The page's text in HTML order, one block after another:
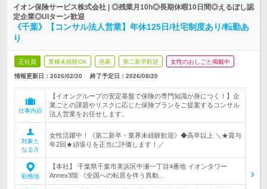
イオン保険サービス株式会社 | ◎残業月10h◎長期休暇10日間◎えるぼし認
定企業◎UIターン歓迎
《千葉》【コンサル法人営業】年休125日/社宅制度あり/転勤あ
り
正社員 業種未経験OK 急募 第二新卒歓迎 女性のおしごと掲載中
情報更新日：2026/02/20 終了予定日： 2026/08/20
仕事内容
【イオングループの安定基盤で保険の専門知識が身につく！】企
業ごとの課題やリスクに応じた保険プランをご提案するコンサル
法人営業をお任せします。
対象と
なる方
女性活躍中！《第二新卒・業界未経験歓迎》◆高卒以上 ＼★賞与
年2回★頑張りを正当に評価します！／
勤務地
【本社】 千葉県千葉市美浜区中瀬一丁目4番地 イオンタワー
Annex3階 《全国への転居を伴う異動…